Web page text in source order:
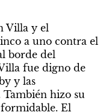
Villa y el
a uno contra el
borde del
fue digno de
y las
combinaciones con Watkins y Bailey, más McGinn y Duglas Louis en el medio. También hizo su
El